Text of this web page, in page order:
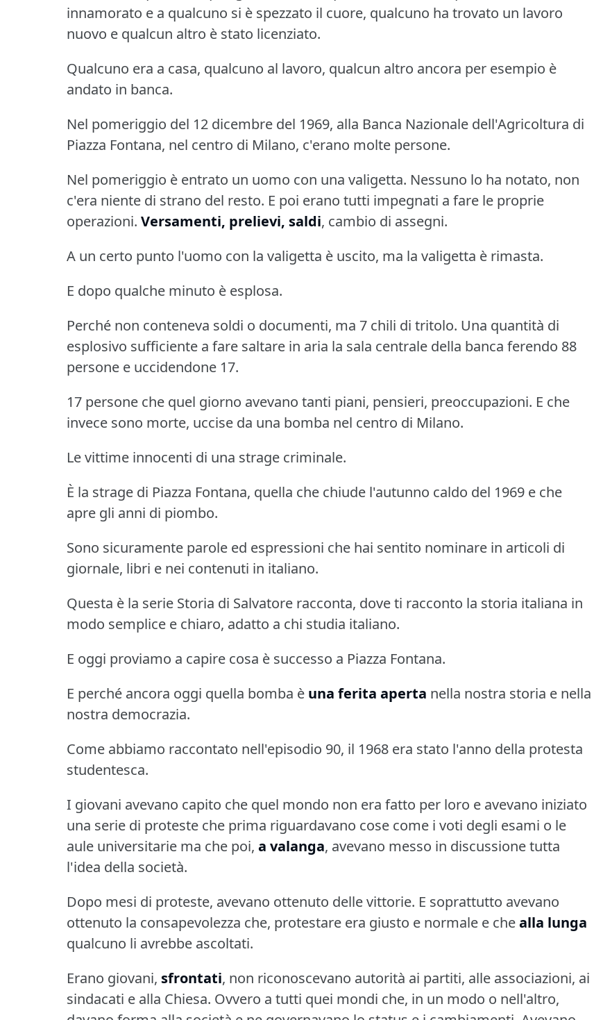
innamorato e a qualcuno si è spezzato il cuore, qualcuno ha trovato un lavoro
nuovo e qualcun altro è stato licenziato.
Qualcuno era a casa, qualcuno al lavoro, qualcun altro ancora per esempio è
andato in banca.
Nel pomeriggio del 12 dicembre del 1969, alla Banca Nazionale dell'Agricoltura di
Piazza Fontana, nel centro di Milano, c'erano molte persone.
Nel pomeriggio è entrato un uomo con una valigetta. Nessuno lo ha notato, non
c'era niente di strano del resto. E poi erano tutti impegnati a fare le proprie
operazioni. Versamenti, prelievi, saldi, cambio di assegni.
A un certo punto l'uomo con la valigetta è uscito, ma la valigetta è rimasta.
E dopo qualche minuto è esplosa.
Perché non conteneva soldi o documenti, ma 7 chili di tritolo. Una quantità di
esplosivo sufficiente a fare saltare in aria la sala centrale della banca ferendo 88
persone e uccidendone 17.
17 persone che quel giorno avevano tanti piani, pensieri, preoccupazioni. E che
invece sono morte, uccise da una bomba nel centro di Milano.
Le vittime innocenti di una strage criminale.
È la strage di Piazza Fontana, quella che chiude l'autunno caldo del 1969 e che
apre gli anni di piombo.
Sono sicuramente parole ed espressioni che hai sentito nominare in articoli di
giornale, libri e nei contenuti in italiano.
Questa è la serie Storia di Salvatore racconta, dove ti racconto la storia italiana in
modo semplice e chiaro, adatto a chi studia italiano.
E oggi proviamo a capire cosa è successo a Piazza Fontana.
E perché ancora oggi quella bomba è una ferita aperta nella nostra storia e nella
nostra democrazia.
Come abbiamo raccontato nell'episodio 90, il 1968 era stato l'anno della protesta
studentesca.
I giovani avevano capito che quel mondo non era fatto per loro e avevano iniziato
una serie di proteste che prima riguardavano cose come i voti degli esami o le
aule universitarie ma che poi, a valanga, avevano messo in discussione tutta
l'idea della società.
Dopo mesi di proteste, avevano ottenuto delle vittorie. E soprattutto avevano
ottenuto la consapevolezza che, protestare era giusto e normale e chealla lunga
qualcuno li avrebbe ascoltati.
Erano giovani, sfrontati, non riconoscevano autorità ai partiti, alle associazioni, ai
sindacati e alla Chiesa. Ovvero a tutti quei mondi che, in un modo o nell'altro,